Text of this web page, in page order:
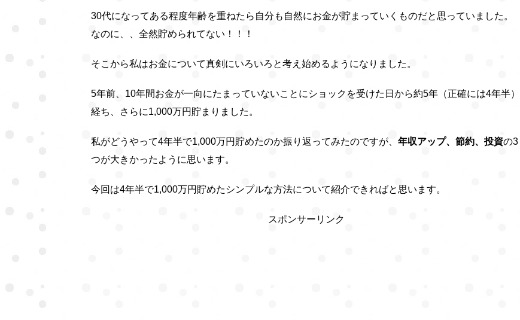
30代になってある程度年齢を重ねたら自分も自然にお金が貯まっていくものだと思っていました。
なのに、、全然貯められてない！！！
そこから私はお金について真剣にいろいろと考え始めるようになりました。
5年前、10年間お金が一向にたまっていないことにショックを受けた日から約5年（正確には4年半）
経ち、さらに1,000万円貯まりました。
私がどうやって4年半で1,000万円貯めたのか振り返ってみたのですが、 年収アップ、節約、投資の3
つが大きかったように思います。
今回は4年半で1,000万円貯めたシンプルな方法について紹介できればと思います。
スポンサーリンク